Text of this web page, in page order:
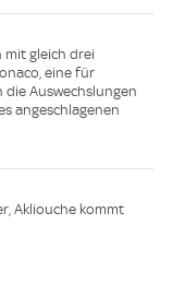
gleich drei
eine für
die Auswechslungen
angeschlagenen
Akliouche kommt